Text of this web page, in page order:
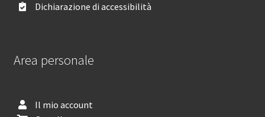
Dichiarazione di accessibilità
Area personale
Il mio account